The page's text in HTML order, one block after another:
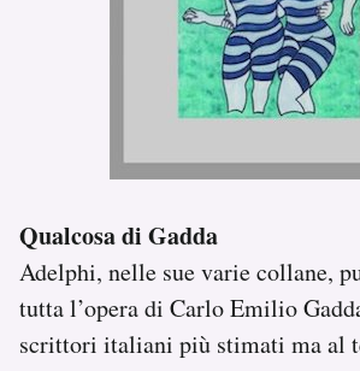
Qualcosa di Gadda
Adelphi, nelle sue varie collane,
tutta l’opera di Carlo Emilio
scrittori italiani più stimati ma al